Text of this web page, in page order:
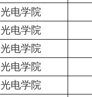
光电学院
光电学院
光电学院
光电学院
光电学院